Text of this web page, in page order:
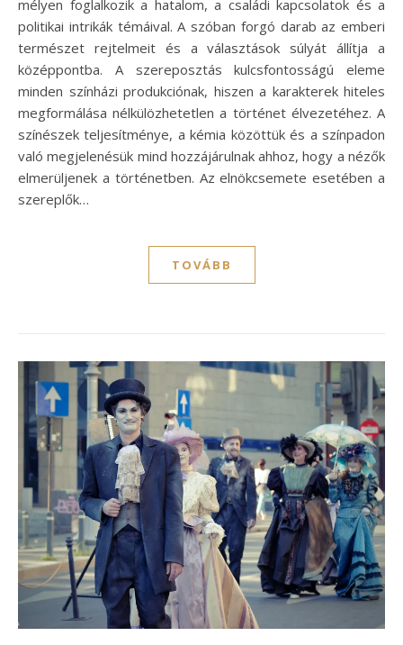
mélyen foglalkozik a hatalom, a családi kapcsolatok és a
politikai intrikák témáival. A szóban forgó darab az emberi
természet rejtelmeit és a választások súlyát állítja a
középpontba. A szereposztás kulcsfontosságú eleme
minden színházi produkciónak, hiszen a karakterek hiteles
megformálása nélkülözhetetlen a történet élvezetéhez. A
színészek teljesítménye, a kémia közöttük és a színpadon
való megjelenésük mind hozzájárulnak ahhoz, hogy a nézők
elmerüljenek a történetben. Az elnökcsemete esetében a
szereplők…
TOVÁBB